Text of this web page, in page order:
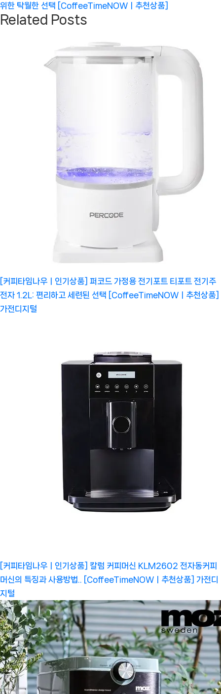
Post:
위한 탁월한 선택 [CoffeeTimeNOWㅣ추천상품]
Related Posts
[커피타임나우ㅣ인기상품] 퍼코드 가정용 전기포트 티포트 전기주
전자 1.2L: 편리하고 세련된 선택 [CoffeeTimeNOWㅣ추천상품]
가전디지털
[커피타임나우ㅣ인기상품] 칼럼 커피머신 KLM2602 전자동커피
머신의 특징과 사용방법.. [CoffeeTimeNOWㅣ추천상품]
가전디
지털